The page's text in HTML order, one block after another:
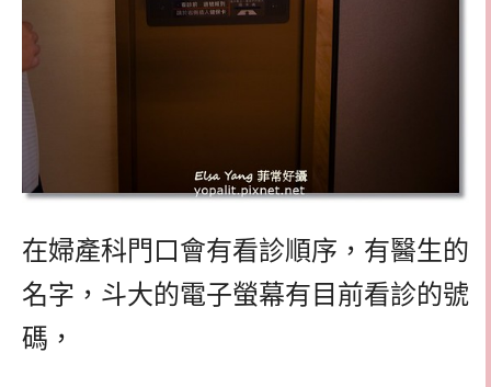
在婦產科門口會有看診順序，有醫生的
名字，斗大的電子螢幕有目前看診的號
碼，